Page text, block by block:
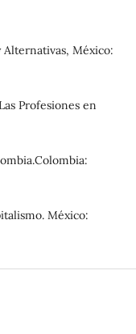
Alternativas, México:
Profesiones en
México: